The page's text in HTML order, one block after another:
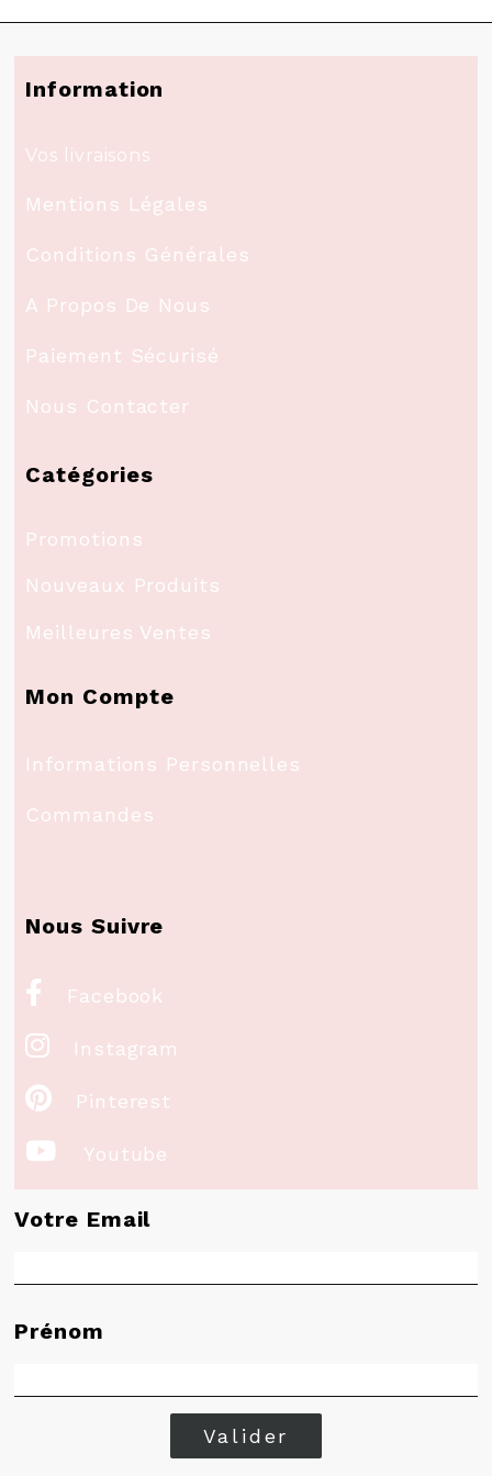
Information
Vos livraisons
Mentions Légales
Conditions Générales
A Propos De Nous
Paiement Sécurisé
Nous Contacter
Catégories
Promotions
Nouveaux Produits
Meilleures Ventes
Mon Compte
Informations Personnelles
Commandes
Nous Suivre
 Facebook
 Instagram
 Pinterest
 Youtube
Votre Email
Prénom
Valider